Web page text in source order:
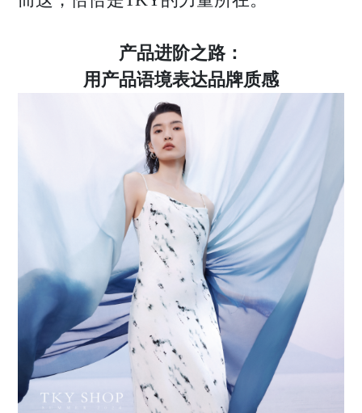
产品进阶之路：
用产品语境表达品牌质感